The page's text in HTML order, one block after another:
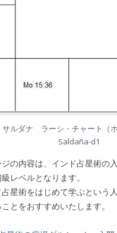
サルダナ ラーシ・チャート（
Saldaña-d1
の内容は、インド占星術の
レベルとなります。
術をはじめて学ぶという
とをおすすめいたします。